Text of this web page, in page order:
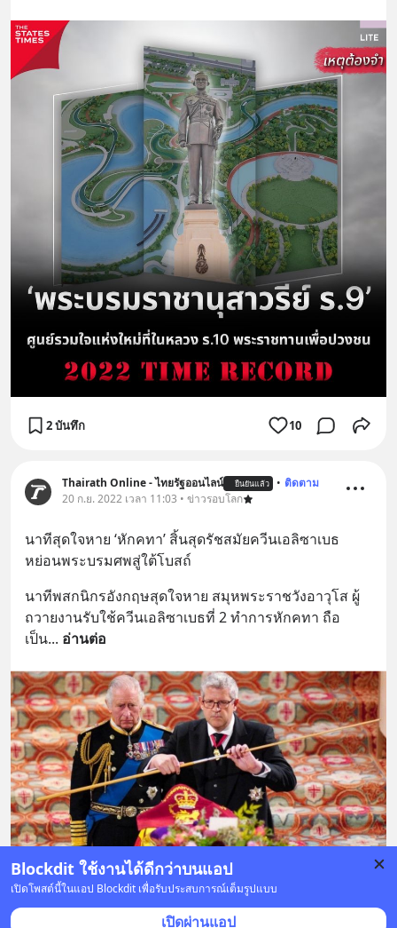
Blockdit ใช้งานได้ดีกว่าบนแอป
เปิดโพสต์นี้ในแอป Blockdit เพื่อรับประสบการณ์เต็มรูปแบบ
เปิดผ่านแอป
2 บันทึก 10
Thairath Online - ไทยรัฐออนไลน์ ยืนยันแล้ว • ติดตาม
20 ก.ย. 2022 เวลา 11:03 • ข่าวรอบโลก
นาทีสุดใจหาย ‘หักคทา’ สิ้นสุดรัชสมัยควีนเอลิซาเบธ
หย่อนพระบรมศพสู่ใต้โบสถ์
นาทีพสกนิกรอังกฤษสุดใจหาย สมุหพระราชวังอาวุโส ผู้
ถวายงานรับใช้ควีนเอลิซาเบธที่ 2 ทำการหักคทา ถือ
เป็น... อ่านต่อ
3 บันทึก 7 6